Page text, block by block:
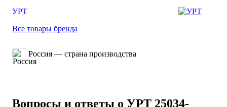
УРТ
Все товары бренда
Россия — страна производства
Вопросы и ответы о УРТ 25034-